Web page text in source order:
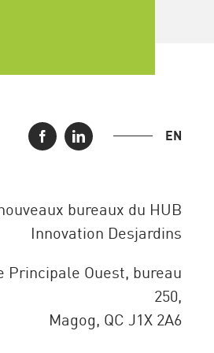
EN
bureaux du HUB
Innovation Desjardins
Principale Ouest, bureau
250,
Magog, QC J1X 2A6